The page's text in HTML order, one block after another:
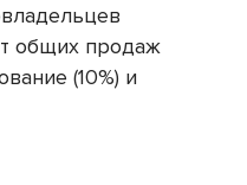
общих продаж
(10%) и